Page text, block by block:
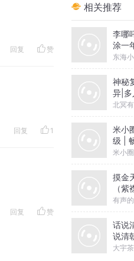
回复 赞
回复 1
回复 赞
相关推荐
李哪
涂一
级
东海
神秘
异|多
北冥
米小
级 |
米小圈
摸金
（紫
有声
话说
说清
尔哈
大宇